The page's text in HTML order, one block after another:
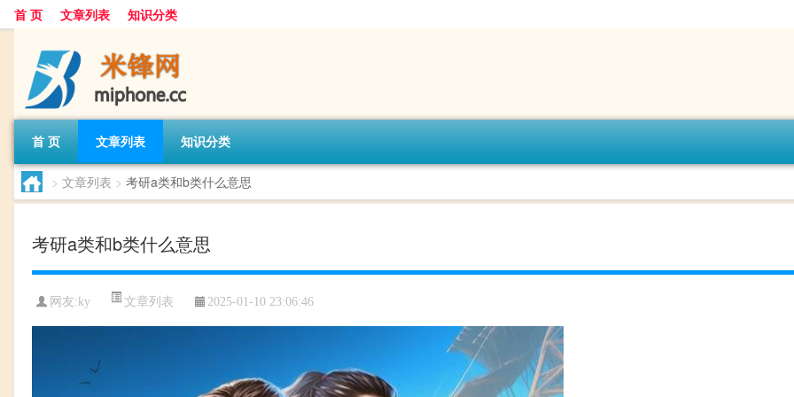
首 页 文章列表 知识分类
首 页 文章列表 知识分类
> 文章列表 > 考研a类和b类什么意思
考研a类和b类什么意思
网友: ky 文章列表 2025-01-10 23:06:46